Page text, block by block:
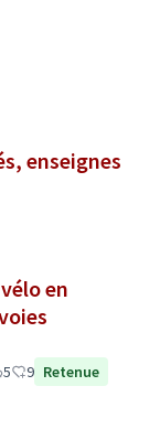
enseignes
en
5 9 Retenue